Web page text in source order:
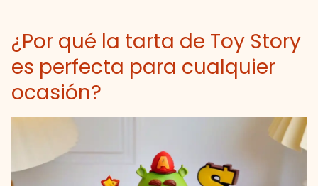
¿Por qué la tarta de Toy Story
es perfecta para cualquier
ocasión?